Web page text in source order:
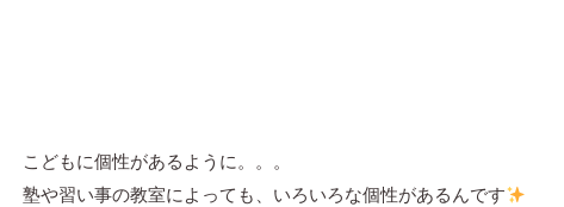
こどもに個性があるように。。。
塾や習い事の教室によっても、いろいろな個性があるんです